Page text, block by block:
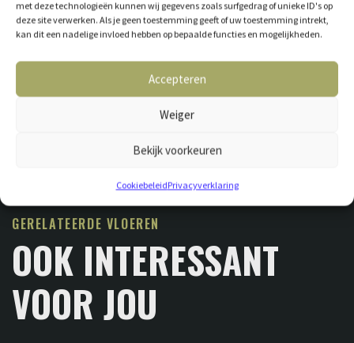
met deze technologieën kunnen wij gegevens zoals surfgedrag of unieke ID's op
deze site verwerken. Als je geen toestemming geeft of uw toestemming intrekt,
kan dit een nadelige invloed hebben op bepaalde functies en mogelijkheden.
Accepteren
Weiger
Bekijk voorkeuren
CookiebeleidPrivacyverklaring
GERELATEERDE VLOEREN
OOK INTERESSANT
VOOR JOU